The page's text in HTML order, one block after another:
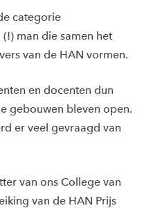
categorie
man die samen het
van de HAN vormen.
en docenten dun
gebouwen bleven open.
er veel gevraagd van
van ons College van
van de HAN Prijs